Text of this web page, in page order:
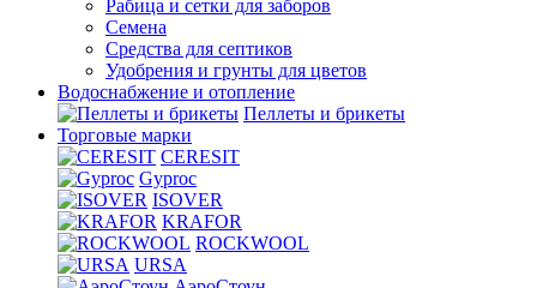
Рабица и сетки для заборов
Семена
Средства для септиков
Удобрения и грунты для цветов
Водоснабжение и отопление
Пеллеты и брикеты
Торговые марки
CERESIT
Gyproc
ISOVER
KRAFOR
ROCKWOOL
URSA